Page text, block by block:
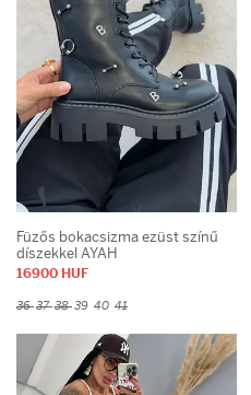
Füzős bokacsizma ezüst színű
díszekkel AYAH
16900 HUF
36373839 40 41